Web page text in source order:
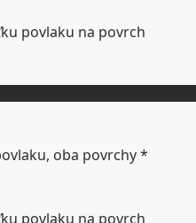
povlaku na povrch
oba povrchy *
povlaku na povrch